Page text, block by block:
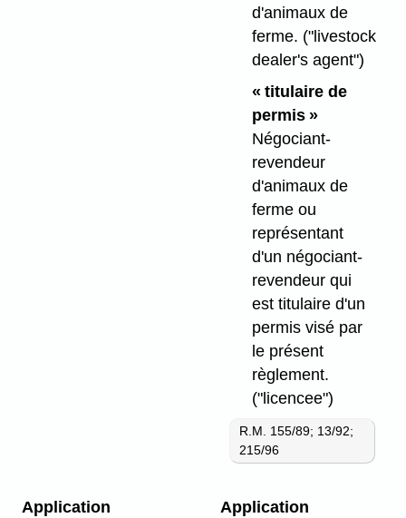
d'animaux de
ferme. ("livestock
dealer's agent")
« titulaire de
permis »
Négociant-
revendeur
d'animaux de
ferme ou
représentant
d'un négociant-
revendeur qui
est titulaire d'un
permis visé par
le présent
règlement.
("licencee")
R.M. 155/89; 13/92;
215/96
Application
Application